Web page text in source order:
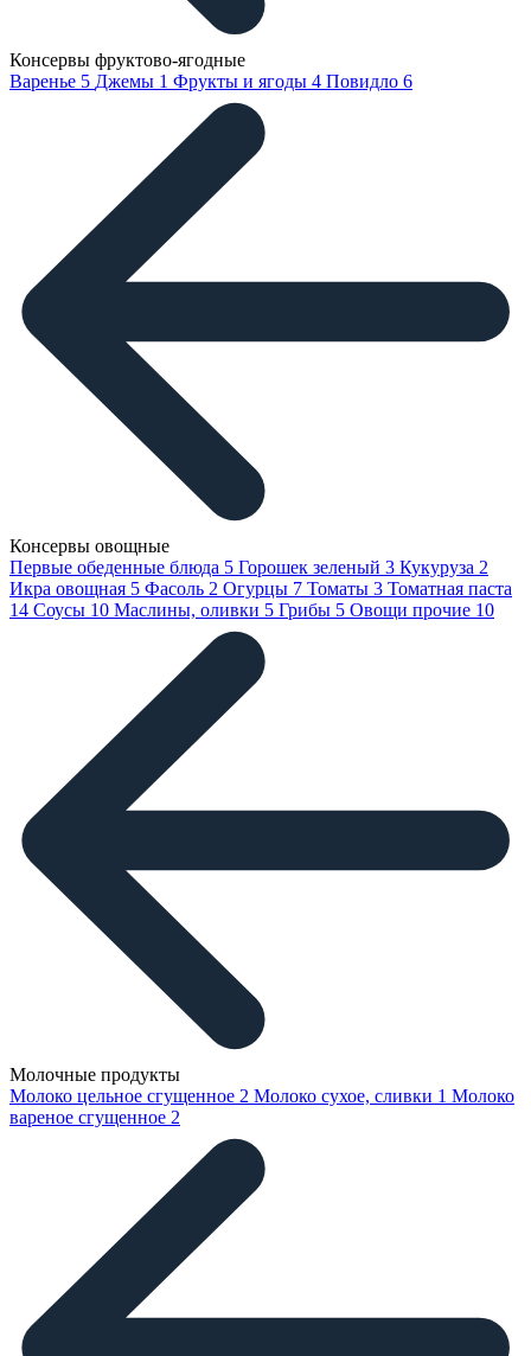
Консервы фруктово-ягодные
Варенье 5 Джемы 1 Фрукты и ягоды 4 Повидло 6
Консервы овощные
Первые обеденные блюда 5 Горошек зеленый 3 Кукуруза 2
Икра овощная 5 Фасоль 2 Огурцы 7 Томаты 3 Томатная паста
14 Соусы 10 Маслины, оливки 5 Грибы 5 Овощи прочие 10
Молочные продукты
Молоко цельное сгущенное 2 Молоко сухое, сливки 1 Молоко
вареное сгущенное 2